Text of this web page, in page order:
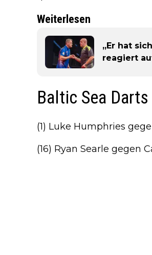
Weiterlesen
„Er hat
reagiert
Baltic Sea
(1) Luke Humphries
(16) Ryan Searle gegen